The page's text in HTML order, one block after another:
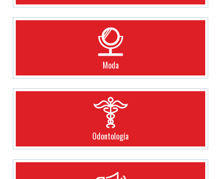
Moda
Odontología